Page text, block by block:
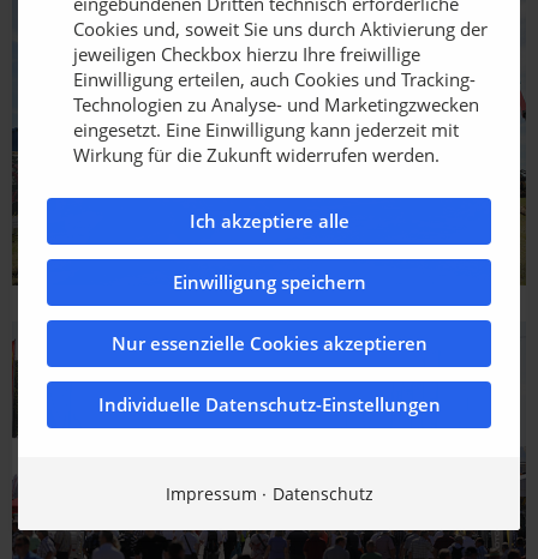
Cookies und, soweit Sie uns durch Aktivierung der
jeweiligen Checkbox hierzu Ihre freiwillige
Einwilligung erteilen, auch Cookies und Tracking-
Technologien zu Analyse- und Marketingzwecken
eingesetzt. Eine Einwilligung kann jederzeit mit
Wirkung für die Zukunft widerrufen werden.
Ich akzeptiere alle
Einwilligung speichern
Nur essenzielle Cookies akzeptieren
Individuelle Datenschutz-Einstellungen
Impressum Datenschutz